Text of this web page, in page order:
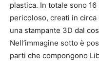
plastica. In totale sono
pericoloso, creati in
una stampante 3D dal
Nell’immagine sotto è
parti che compongono